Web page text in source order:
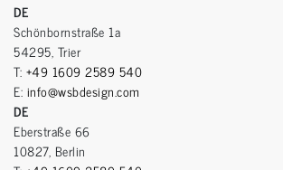
DE
Schönbornstraße 1a
54295, Trier
T: +49 1609 2589 540
E: info@wsbdesign.com
DE
Eberstraße 66
10827, Berlin